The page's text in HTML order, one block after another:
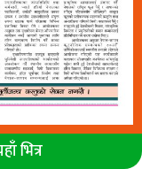
भित्र